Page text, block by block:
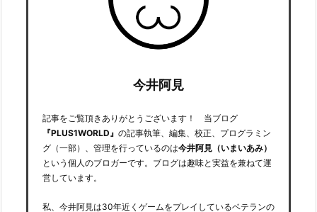
今井阿見
記事をご覧頂きありがとうございます！ 当ブログ
『PLUS1WORLD』 の記事執筆、編集、校正、プログラミン
グ（一部）、管理を行っているのは今井阿見（いまいあみ）
という個人のブロガーです。ブログは趣味と実益を兼ねて運
営しています。
私、今井阿見は30年近くゲームをプレイしているベテランの